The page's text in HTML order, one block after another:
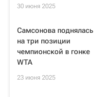
30 июня 2025
Самсонова поднялась
на три позиции
чемпионской в гонке
WTA
23 июня 2025